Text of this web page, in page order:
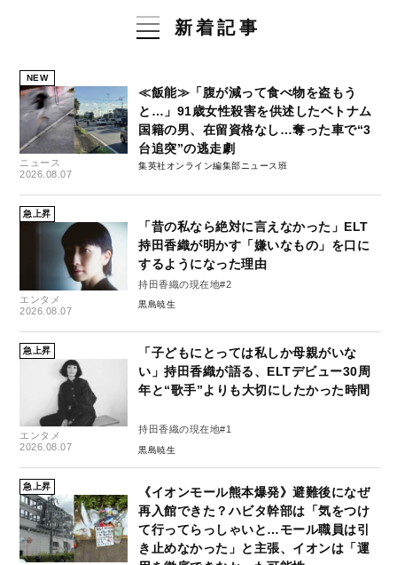
新着記事
NEW
ニュース
2026.08.07
≪飯能≫「腹が減って食べ物を盗もう
と…」91歳女性殺害を供述したベトナム
国籍の男、在留資格なし…奪った車で“3
台追突”の逃走劇
集英社オンライン編集部ニュース班
急上昇
エンタメ
2026.08.07
「昔の私なら絶対に言えなかった」ELT
持田香織が明かす「嫌いなもの」を口に
するようになった理由
持田香織の現在地#2
黒島暁生
急上昇
エンタメ
2026.08.07
「子どもにとっては私しか母親がいな
い」持田香織が語る、ELTデビュー30周
年と“歌手”よりも大切にしたかった時間
持田香織の現在地#1
黒島暁生
急上昇
《イオンモール熊本爆発》避難後になぜ
再入館できた？ハビタ幹部は「気をつけ
て行ってらっしゃいと…モール職員は引
き止めなかった」と主張、イオンは「運